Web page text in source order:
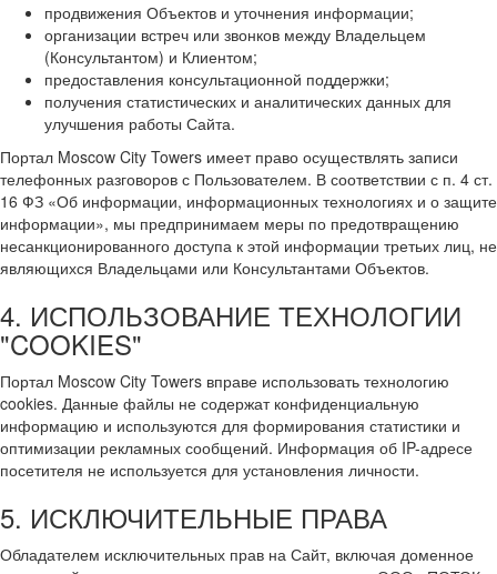
продвижения Объектов и уточнения информации;
организации встреч или звонков между Владельцем
(Консультантом) и Клиентом;
предоставления консультационной поддержки;
получения статистических и аналитических данных для
улучшения работы Сайта.
Портал Moscow City Towers имеет право осуществлять записи
телефонных разговоров с Пользователем. В соответствии с п. 4 ст.
16 ФЗ «Об информации, информационных технологиях и о защите
информации», мы предпринимаем меры по предотвращению
несанкционированного доступа к этой информации третьих лиц, не
являющихся Владельцами или Консультантами Объектов.
4. ИСПОЛЬЗОВАНИЕ ТЕХНОЛОГИИ
"COOKIES"
Портал Moscow City Towers вправе использовать технологию
cookies. Данные файлы не содержат конфиденциальную
информацию и используются для формирования статистики и
оптимизации рекламных сообщений. Информация об IP-адресе
посетителя не используется для установления личности.
5. ИСКЛЮЧИТЕЛЬНЫЕ ПРАВА
Обладателем исключительных прав на Сайт, включая доменное